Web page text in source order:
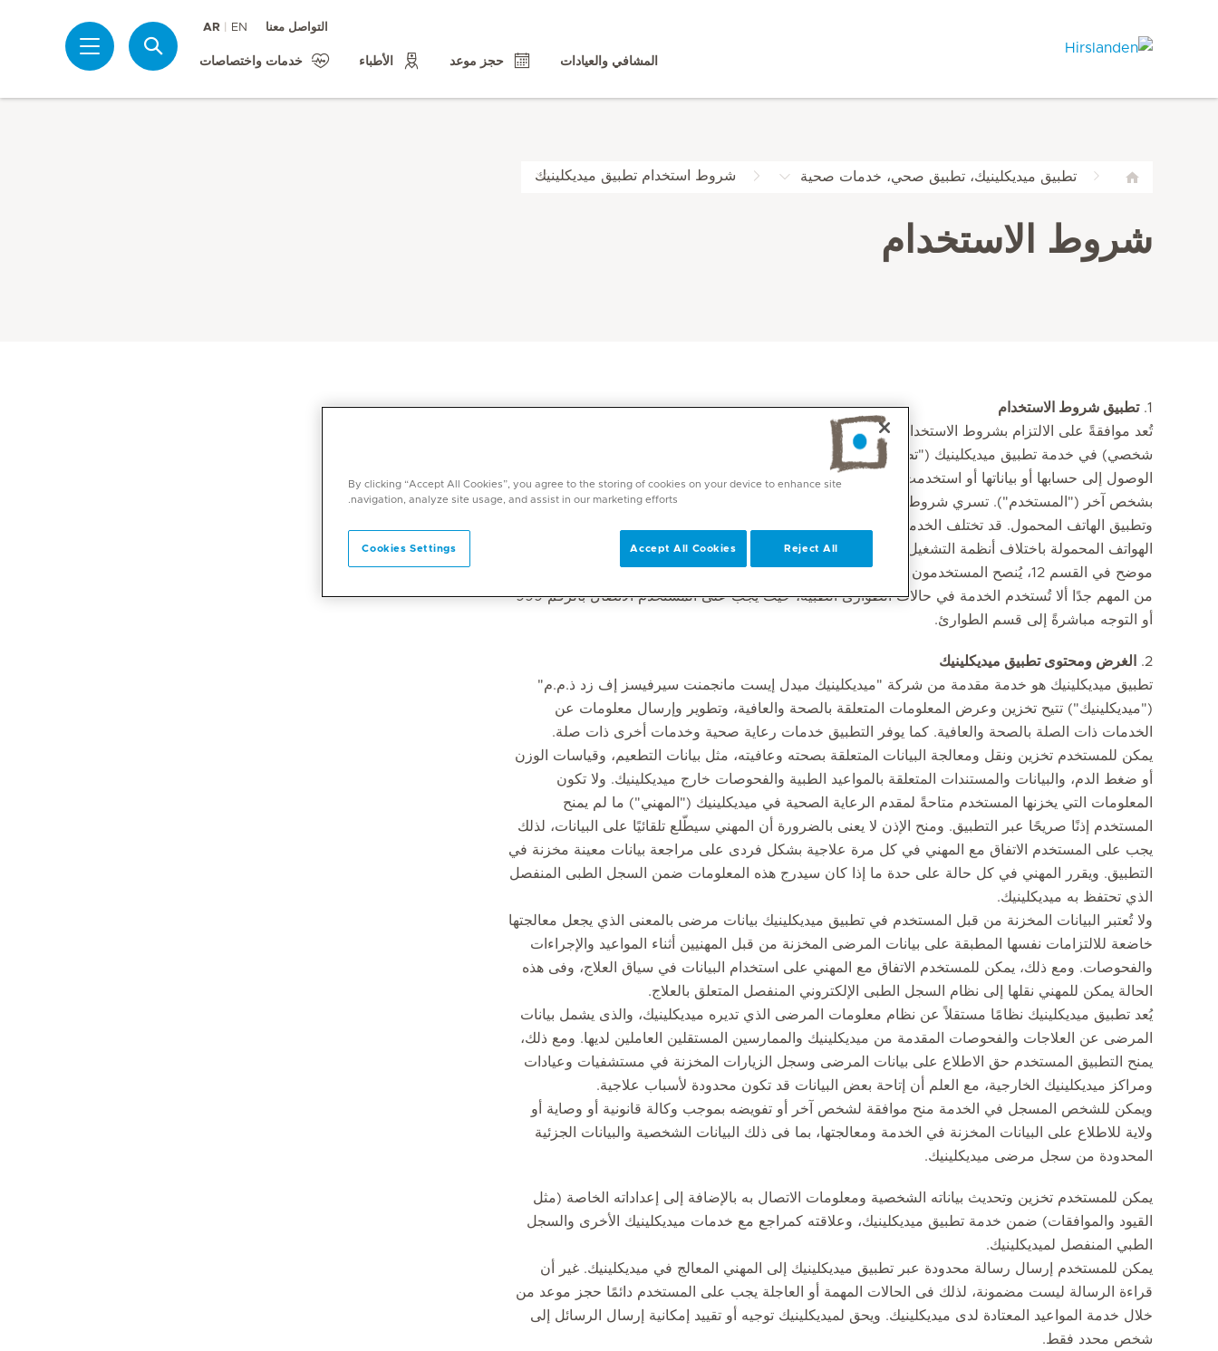
التواصل معنا EN
AR
المشافي والعيادات حجز موعد الأطباء خدمات واختصاصات
تطبيق ميديكلينيك، تطبيق صحي، خدمات صحية شروط استخدام تطبيق ميديكلينيك
شروط الاستخدام
1. تطبيق شروط الاستخدام
تُعد موافقةً على الالتزام بشروط الاستخدام هذه كل الأطراف التي قامت بإنشاء حساب مستخدم (ملف
شخصي) في خدمة تطبيق ميديكلينيك ("تطبيق ميديكلينيك" أو "الخدمة") أو قامت بمنح طرف آخر حق
الوصول إلى حسابها أو بياناتها أو استخدمت تطبيق ميديكلينيك أو المعلومات المستخرجة منه والمتعلقة بها أو
بشخص آخر ("المستخدم"). تسري شروط الاستخدام هذه على كل من خدمة تطبيق ميديكلينيك عبر الإنترنت
وتطبيق الهاتف المحمول. قد تختلف الخدمة عبر الإنترنت عن تطبيق الهاتف المحمول، كما قد تختلف تطبيقات
الهواتف المحمولة باختلاف أنظمة التشغيل. ونظرًا لإمكانية تحديث شروط الاستخدام من وقت إلى آخر كما هو
موضح في القسم 12، يُنصح المستخدمون بمراجعة هذه الشروط بشكل منتظم.
من المهم جدًا ألا تُستخدم الخدمة في حالات الطوارئ الطبية، حيث يجب على المستخدم الاتصال بالرقم 999
أو التوجه مباشرةً إلى قسم الطوارئ.
2.
الغرض ومحتوى تطبيق ميديكلينيك
تطبيق ميديكلينيك هو خدمة مقدمة من شركة "ميديكلينيك ميدل إيست مانجمنت سيرفيسز إف زد ذ.م.م"
("ميديكلينيك") تتيح تخزين وعرض المعلومات المتعلقة بالصحة والعافية، وتطوير وإرسال معلومات عن
الخدمات ذات الصلة بالصحة والعافية. كما يوفر التطبيق خدمات رعاية صحية وخدمات أخرى ذات صلة.
يمكن للمستخدم تخزين ونقل ومعالجة البيانات المتعلقة بصحته وعافيته، مثل بيانات التطعيم، وقياسات الوزن
أو ضغط الدم، والبيانات والمستندات المتعلقة بالمواعيد الطبية والفحوصات خارج ميديكلينيك. ولا تكون
المعلومات التي يخزنها المستخدم متاحةً لمقدم الرعاية الصحية في ميديكلينيك ("المهني") ما لم يمنح
المستخدم إذنًا صريحًا عبر التطبيق. ومنح الإذن لا يعنى بالضرورة أن المهني سيطّلع تلقائيًا على البيانات، لذلك
يجب على المستخدم الاتفاق مع المهني في كل مرة علاجية بشكل فردى على مراجعة بيانات معينة مخزنة في
التطبيق. ويقرر المهني في كل حالة على حدة ما إذا كان سيدرج هذه المعلومات ضمن السجل الطبى المنفصل
الذي تحتفظ به ميديكلينيك.
ولا تُعتبر البيانات المخزنة من قبل المستخدم في تطبيق ميديكلينيك بيانات مرضى بالمعنى الذي يجعل معالجتها
خاضعة للالتزامات نفسها المطبقة على بيانات المرضى المخزنة من قبل المهنيين أثناء المواعيد والإجراءات
والفحوصات. ومع ذلك، يمكن للمستخدم الاتفاق مع المهني على استخدام البيانات في سياق العلاج، وفى هذه
الحالة يمكن للمهني نقلها إلى نظام السجل الطبى الإلكتروني المنفصل المتعلق بالعلاج.
يُعد تطبيق ميديكلينيك نظامًا مستقلاً عن نظام معلومات المرضى الذي تديره ميديكلينيك، والذى يشمل بيانات
المرضى عن العلاجات والفحوصات المقدمة من ميديكلينيك والممارسين المستقلين العاملين لديها. ومع ذلك،
يمنح التطبيق المستخدم حق الاطلاع على بيانات المرضى وسجل الزيارات المخزنة في مستشفيات وعيادات
ومراكز ميديكلينيك الخارجية، مع العلم أن إتاحة بعض البيانات قد تكون محدودة لأسباب علاجية.
ويمكن للشخص المسجل في الخدمة منح موافقة لشخص آخر أو تفويضه بموجب وكالة قانونية أو وصاية أو
ولاية للاطلاع على البيانات المخزنة في الخدمة ومعالجتها، بما فى ذلك البيانات الشخصية والبيانات الجزئية
المحدودة من سجل مرضى ميديكلينيك.
يمكن للمستخدم تخزين وتحديث بياناته الشخصية ومعلومات الاتصال به بالإضافة إلى إعداداته الخاصة (مثل
القيود والموافقات) ضمن خدمة تطبيق ميديكلينيك، وعلاقته كمراجع مع خدمات ميديكلينيك الأخرى والسجل
الطبي المنفصل لميديكلينيك.
يمكن للمستخدم إرسال رسالة محدودة عبر تطبيق ميديكلينيك إلى المهني المعالج في ميديكلينيك. غير أن
قراءة الرسالة ليست مضمونة، لذلك فى الحالات المهمة أو العاجلة يجب على المستخدم دائمًا حجز موعد من
خلال خدمة المواعيد المعتادة لدى ميديكلينيك. ويحق لميديكلينيك توجيه أو تقييد إمكانية إرسال الرسائل إلى
شخص محدد فقط.
By clicking “Accept All Cookies”, you agree to the storing of cookies on your device to enhance site
navigation, analyze site usage, and assist in our marketing efforts.
Cookies Settings Reject All
Accept All Cookies